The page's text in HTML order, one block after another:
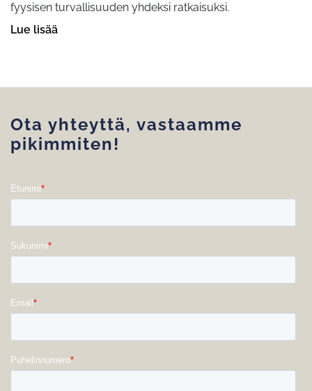
fyysisen turvallisuuden yhdeksi ratkaisuksi.
Lue lisää
Ota yhteyttä, vastaamme
pikimmiten!